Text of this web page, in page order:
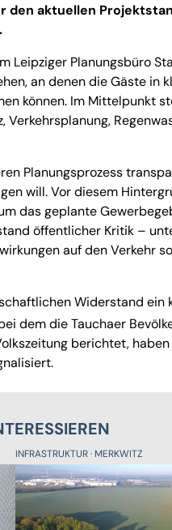
den aktuellen
Leipziger Planungsbüro
an denen die Gäste
können. Im Mittelpunkt
Verkehrsplanung,
Planungsprozess
will. Vor diesem
das geplante
öffentlicher Kritik –
auf den Verkehr
Widerstand
dem die Tauchaer
berichtet,
INFRASTRUKTUR MERKWITZ